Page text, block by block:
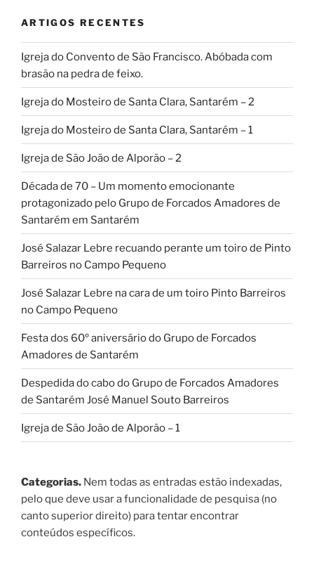
ARTIGOS RECENTES
Igreja do Convento de São Francisco. Abóbada com
brasão na pedra de feixo.
Igreja do Mosteiro de Santa Clara, Santarém – 2
Igreja do Mosteiro de Santa Clara, Santarém – 1
Igreja de São João de Alporão – 2
Década de 70 – Um momento emocionante
protagonizado pelo Grupo de Forcados Amadores de
Santarém em Santarém
José Salazar Lebre recuando perante um toiro de Pinto
Barreiros no Campo Pequeno
José Salazar Lebre na cara de um toiro Pinto Barreiros
no Campo Pequeno
Festa dos 60º aniversário do Grupo de Forcados
Amadores de Santarém
Despedida do cabo do Grupo de Forcados Amadores
de Santarém José Manuel Souto Barreiros
Igreja de São João de Alporão – 1
Categorias. Nem todas as entradas estão indexadas,
pelo que deve usar a funcionalidade de pesquisa (no
canto superior direito) para tentar encontrar
conteúdos específicos.